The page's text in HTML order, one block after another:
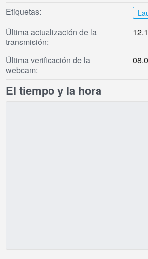
Etiquetas:
Última actualización de la
transmisión:
Última verificación de la
webcam:
El tiempo y la hora